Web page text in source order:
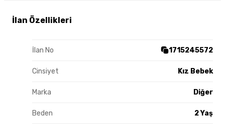
İlan Özellikleri
İlan No 1715245572
Cinsiyet Kız Bebek
Marka Diğer
Beden 2 Yaş